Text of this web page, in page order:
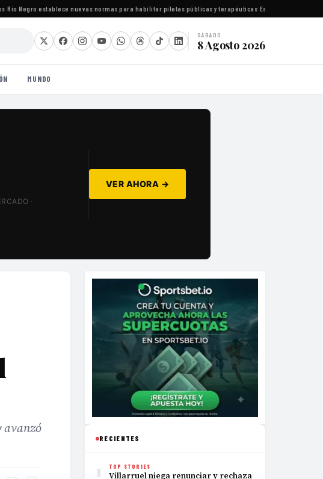
Negro establece nuevas normas para habilitar piletas públicas y terapéuticas·Estudiantes de Lomas
SÁBADO
8 Agosto 2026
MUNDO
·
VER AHORA →
avanzó
RECIENTES
1 TOP STORIES
Villarruel niega renunciar y rechaza